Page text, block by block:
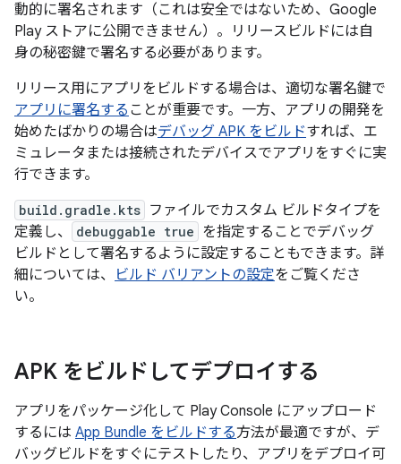
動的に署名されます（これは安全ではないため、Google
Play ストアに公開できません）。リリースビルドには自
身の秘密鍵で署名する必要があります。
リリース用にアプリをビルドする場合は、適切な署名鍵で
アプリに署名する ことが重要です。一方、アプリの開発を
始めたばかりの場合はデバッグ APK をビルドすれば、エ
ミュレータまたは接続されたデバイスでアプリをすぐに実
行できます。
build.gradle.kts ファイルでカスタム ビルドタイプを
定義し、
debuggable true を指定することでデバッグ
ビルドとして署名するように設定することもできます。詳
細については、
ビルド バリアントの設定をご覧くださ
い。
APK をビルドしてデプロイする
アプリをパッケージ化して Play Console にアップロード
するには App Bundle をビルドする方法が最適ですが、デ
バッグビルドをすぐにテストしたり、アプリをデプロイ可